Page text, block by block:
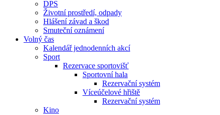
DPS
Životní prostředí, odpady
Hlášení závad a škod
Smuteční oznámení
Volný čas
Kalendář jednodenních akcí
Sport
Rezervace sportovišť
Sportovní hala
Rezervační systém
Víceúčelové hřiště
Rezervační systém
Kino